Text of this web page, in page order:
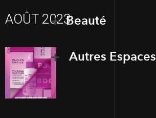
AOÛT 2023Beauté
Autres Espaces